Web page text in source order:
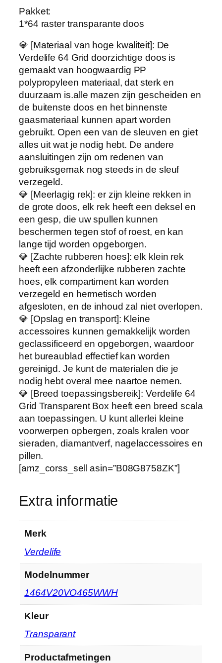
a
d
n
…
h
o
e
v
e
e
l
h
e
i
d
Pakket:
1*64 raster transparante doos
💎 [Materiaal van hoge kwaliteit]: De
Verdelife 64 Grid doorzichtige doos is
gemaakt van hoogwaardig PP
polypropyleen materiaal, dat sterk en
duurzaam is.alle mazen zijn gescheiden en
de buitenste doos en het binnenste
gaasmateriaal kunnen apart worden
gebruikt. Open een van de sleuven en giet
alles uit wat je nodig hebt. De andere
aansluitingen zijn om redenen van
gebruiksgemak nog steeds in de sleuf
verzegeld.
💎 [Meerlagig rek]: er zijn kleine rekken in
de grote doos, elk rek heeft een deksel en
een gesp, die uw spullen kunnen
beschermen tegen stof of roest, en kan
lange tijd worden opgeborgen.
💎 [Zachte rubberen hoes]: elk klein rek
heeft een afzonderlijke rubberen zachte
hoes, elk compartiment kan worden
verzegeld en hermetisch worden
afgesloten, en de inhoud zal niet overlopen.
💎 [Opslag en transport]: Kleine
accessoires kunnen gemakkelijk worden
geclassificeerd en opgeborgen, waardoor
het bureaublad effectief kan worden
gereinigd. Je kunt de materialen die je
nodig hebt overal mee naartoe nemen.
💎 [Breed toepassingsbereik]: Verdelife 64
Grid Transparent Box heeft een breed scala
aan toepassingen. U kunt allerlei kleine
voorwerpen opbergen, zoals kralen voor
sieraden, diamantverf, nagelaccessoires en
pillen.
[amz_corss_sell asin=”B08G8758ZK”]
Extra informatie
Merk
‎Verdelife
Modelnummer
‎1464V20VO465WWH
Kleur
‎Transparant
Productafmetingen